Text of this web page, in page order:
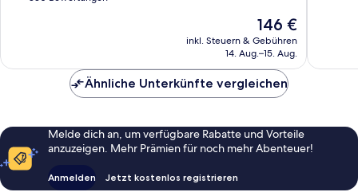
Der
Preis
beträgt
146 €
inkl. Steuern & Gebühren
14. Aug.–15. Aug.
Ähnliche Unterkünfte vergleichen
Melde dich an, um verfügbare Rabatte und Vorteile
anzuzeigen. Mehr Prämien für noch mehr Abenteuer!
Anmelden Jetzt kostenlos registrieren